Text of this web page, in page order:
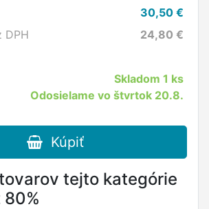
30,50 €
DPH
24,80 €
Skladom1 ks
Odosielame vo štvrtok 20.8.
Kúpiť
tejto kategórie